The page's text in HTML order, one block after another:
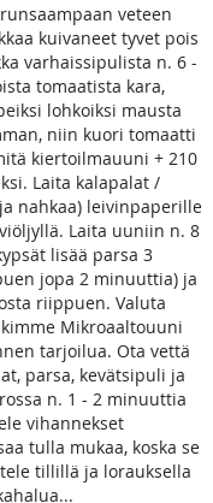
veteen
kuivaneet tyvet pois
varhaissipulista n. 6 -
tomaatista kara,
lohkoiksi mausta
niin kuori tomaatti
kiertoilmauuni + 210
Laita kalapalat /
nahkaa) leivinpaperille
Laita uuniin n. 8
lisää parsa 3
jopa 2 minuuttia) ja
riippuen. Valuta
Mikroaaltouuni
tarjoilua. Ota vettä
parsa, kevätsipuli ja
n. 1 - 2 minuuttia
vihannekset
tulla mukaa, koska se
tillillä ja lorauksella